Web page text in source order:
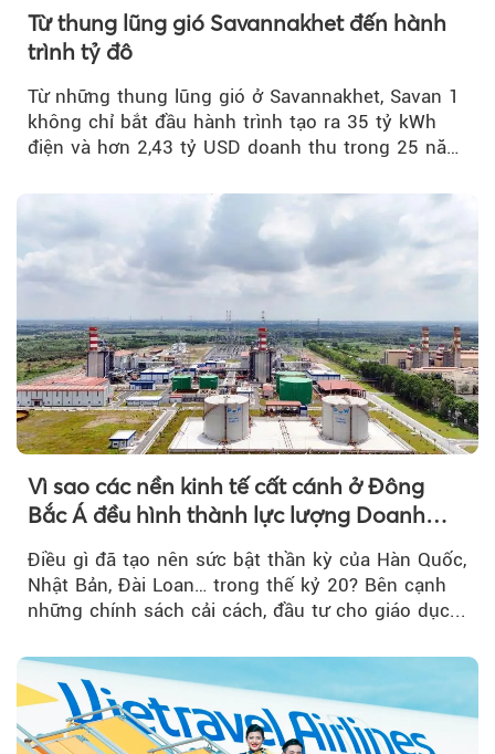
Từ thung lũng gió Savannakhet đến hành
trình tỷ đô
Từ những thung lũng gió ở Savannakhet, Savan 1
không chỉ bắt đầu hành trình tạo ra 35 tỷ kWh
điện và hơn 2,43 tỷ USD doanh thu trong 25 năm
Vì sao các nền kinh tế cất cánh ở Đông
Bắc Á đều hình thành lực lượng Doanh
Điều gì đã tạo nên sức bật thần kỳ của Hàn Quốc,
Nhật Bản, Đài Loan… trong thế kỷ 20? Bên cạnh
những chính sách cải cách, đầu tư cho giáo dục...